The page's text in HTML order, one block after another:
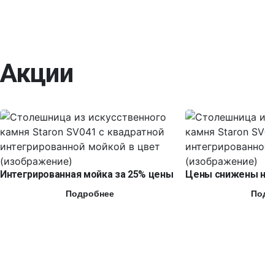
Акции
Интегрированная мойка за 25% цены
Подробнее
Цены снижены